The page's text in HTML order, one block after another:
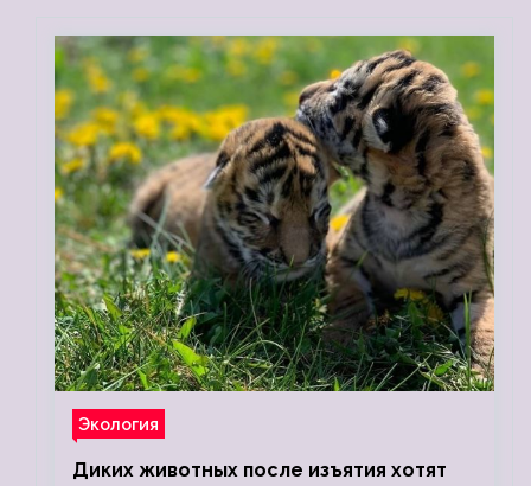
Экология
Диких животных после изъятия хотят